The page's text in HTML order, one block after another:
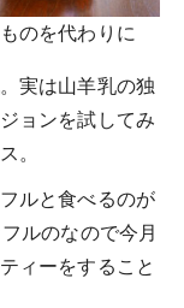
のを代わりに
実は山羊乳の独
ョンを試してみ
。
ルと食べるのが
ルのなので今月
ィーをすること